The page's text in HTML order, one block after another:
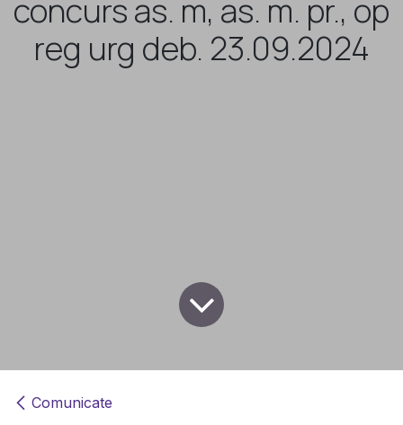
concurs as. m, as. m. pr., op
reg urg deb. 23.09.2024
Comunicate